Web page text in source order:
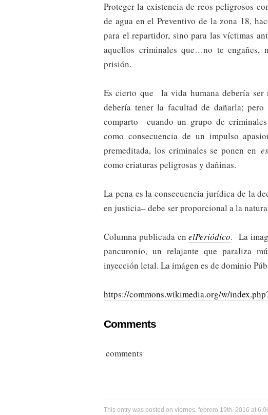
Proteger la existencia de reos peligrosos
de agua en el Preventivo de la zona 18,
para el repartidor, sino para las víctimas
aquellos criminales que…no te engañes,
prisión.
Es cierto que la vida humana debería ser
debería tener la facultad de dañarla;
comparto– cuando un grupo de
como consecuencia de un impulso
premeditada, los criminales se ponen en
como criaturas peligrosas y dañinas.
La pena es la consecuencia jurídica de la
en justicia– debe ser proporcional a la
Columna publicada enelPeriódico. La
pancuronio, un relajante que paraliza
inyección letal. La imágen es de dominio
https://commons.wikimedia.org/w/
Comments
comments
This entry was posted on viernes, febrero 19th, 2016 at